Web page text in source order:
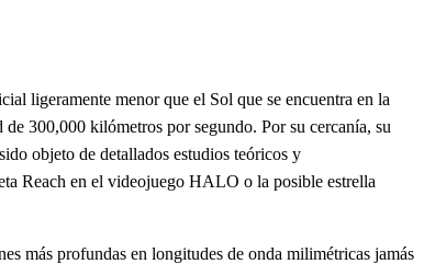
ligeramente menor que el Sol que se encuentra en la
300,000 kilómetros por segundo. Por su cercanía, su
objeto de detallados estudios teóricos y
Reach en el videojuego HALO o la posible estrella
más profundas en longitudes de onda milimétricas jamás